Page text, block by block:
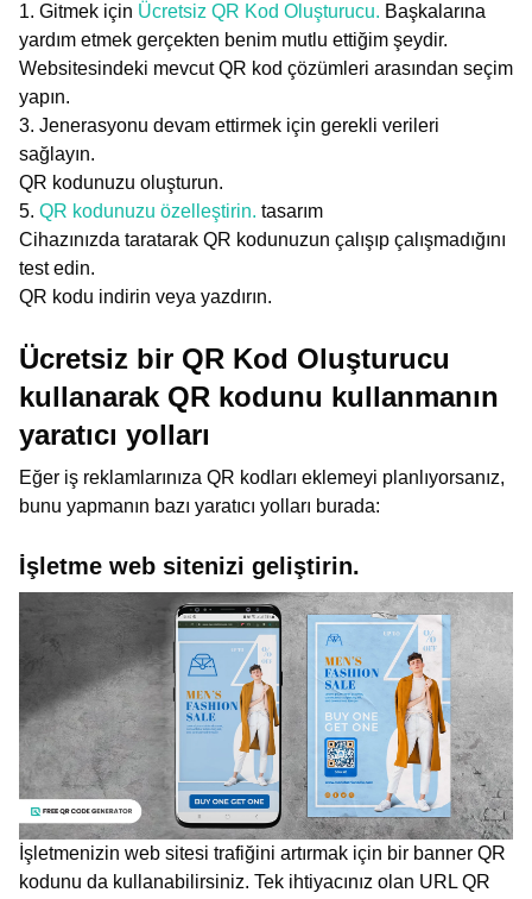
1. Gitmek için Ücretsiz QR Kod Oluşturucu. Başkalarına
yardım etmek gerçekten benim mutlu ettiğim şeydir.
Websitesindeki mevcut QR kod çözümleri arasından seçim
yapın.
3. Jenerasyonu devam ettirmek için gerekli verileri
sağlayın.
QR kodunuzu oluşturun.
5. QR kodunuzu özelleştirin. tasarım
Cihazınızda taratarak QR kodunuzun çalışıp çalışmadığını
test edin.
QR kodu indirin veya yazdırın.
Ücretsiz bir QR Kod Oluşturucu
kullanarak QR kodunu kullanmanın
yaratıcı yolları
Eğer iş reklamlarınıza QR kodları eklemeyi planlıyorsanız,
bunu yapmanın bazı yaratıcı yolları burada:
İşletme web sitenizi geliştirin.
İşletmenizin web sitesi trafiğini artırmak için bir banner QR
kodunu da kullanabilirsiniz. Tek ihtiyacınız olan URL QR